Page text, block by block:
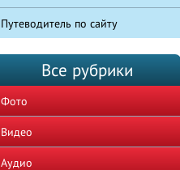
Путеводитель по сайту
Все рубрики
Фото
Видео
Аудио